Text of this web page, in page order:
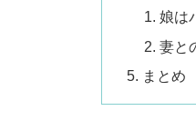
娘は
妻と
まとめ